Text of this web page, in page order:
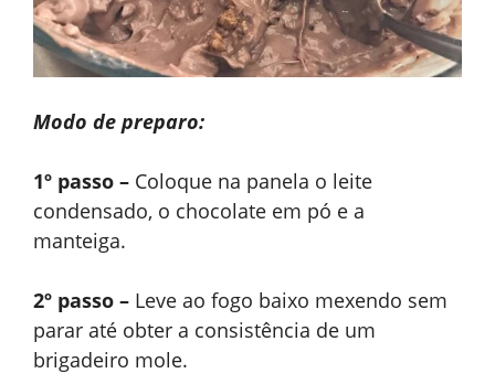
Modo de preparo:
1º passo – Coloque na panela o leite
condensado, o chocolate em pó e a
manteiga.
2º passo – Leve ao fogo baixo mexendo sem
parar até obter a consistência de um
brigadeiro mole.